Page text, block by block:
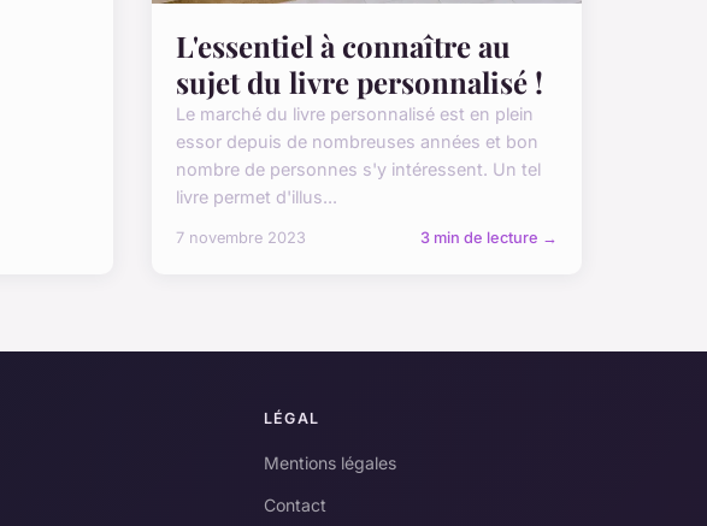
L'essentiel à connaître au
sujet du livre personnalisé !
Le marché du livre personnalisé est en plein
essor depuis de nombreuses années et bon
nombre de personnes s'y intéressent. Un tel
livre permet d'illus...
7 novembre 2023 3 min de lecture →
LÉGAL
Mentions légales
Contact